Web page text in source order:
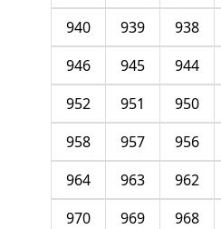
938
939
940
944
945
946
950
951
952
956
957
958
962
963
964
968
969
970